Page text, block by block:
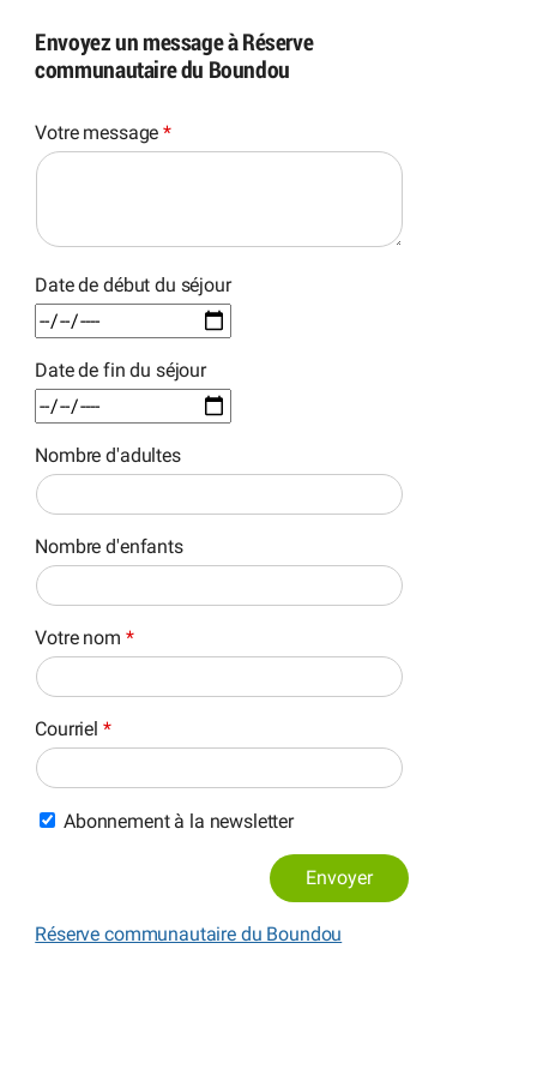
Envoyez un message à Réserve
communautaire du Boundou
Votre message*
Date de début du séjour
Date de fin du séjour
Nombre d'adultes
Nombre d'enfants
Votre nom *
Courriel *
Abonnement à la newsletter
Envoyer
Réserve communautaire du Boundou